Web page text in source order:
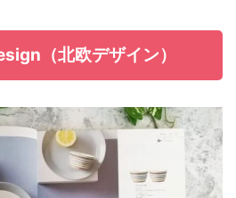
（北欧デザイン）